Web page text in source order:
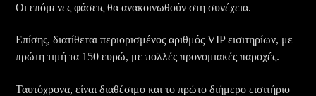
Οι επόμενες φάσεις θα ανακοινωθούν στη συνέχεια.
Επίσης, διατίθεται περιορισμένος αριθμός VIP εισιτηρίων, με
πρώτη τιμή τα 150 ευρώ, με πολλές προνομιακές παροχές.
Ταυτόχρονα, είναι διαθέσιμο και το πρώτο διήμερο εισιτήριο